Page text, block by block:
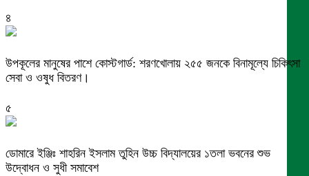
৪
উপকূলের মানুষের পাশে কোস্টগার্ড: শরণখোলায় ২৫৫ জনকে বিনামূল্যে চিকিৎসা
সেবা ও ওষুধ বিতরণ।
৫
ডোমারে ইঞ্জিঃ শাহরিন ইসলাম তুহিন উচ্চ বিদ্যালয়ের ১তলা ভবনের শুভ
উদ্বোধন ও সুধী সমাবেশ